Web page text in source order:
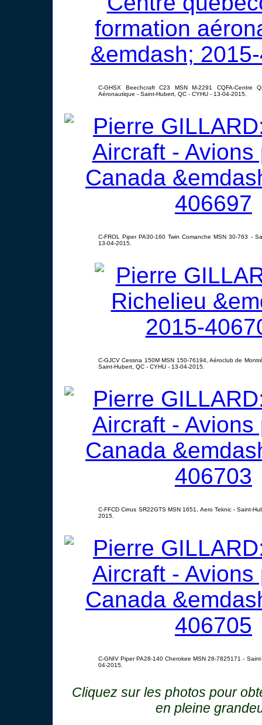
C-GHSX Beechcraft C23 MSN M-2291 CQFA-Centre
Aéronautique - Saint-Hubert, QC - CYHU - 13-04-2015.
C-FROL Piper PA30-160 Twin Comanche MSN 30-763 -
13-04-2015.
C-GJCV Cessna 150M MSN 150-76194, Aéroclub de
Saint-Hubert, QC - CYHU - 13-04-2015.
C-FFCD Cirrus SR22GTS MSN 1651, Aero Teknic - Saint-
2015.
C-GNIV Piper PA28-140 Cherokee MSN 28-7825171 -
04-2015.
Cliquez sur les photos pour
en pleine